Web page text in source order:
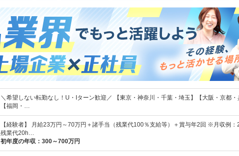
＼希望しない転勤なし！U・Iターン歓迎／ 【東京・神奈川・千葉・埼玉】【大阪・京都・
【福岡・…
【経験者】 月給23万円～70万円＋諸手当（残業代100％支給等）＋賞与年2回 ※月収例：
残業代20h…
初年度の年収： 300～700万円